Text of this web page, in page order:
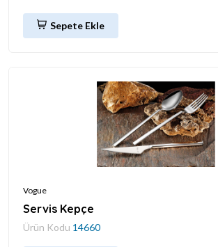
Sepete Ekle
Vogue
Servis Kepçe
Ürün Kodu 14660